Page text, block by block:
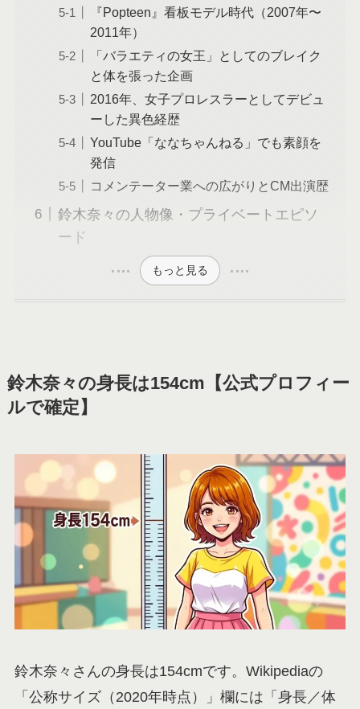
『Popteen』看板モデル時代（2007年〜
2011年）
「バラエティの女王」としてのブレイク
と体を張った企画
2016年、女子プロレスラーとしてデビュ
ーした異色経歴
YouTube「ななちゃんねる」でも素顔を
発信
コメンテーター業への広がりとCM出演歴
鈴木奈々の人物像・プライベートエピソ
ード
もっと見る
鈴木奈々の身長は154cm【公式プロフィー
ルで確定】
鈴木奈々さんの身長は154cmです。Wikipediaの
「公称サイズ（2020年時点）」欄には「身長／体